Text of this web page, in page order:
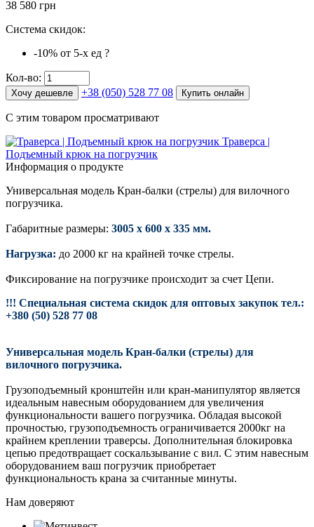
38 580 грн
Система скидок:
-10% от 5-х ед ?
Кол-во:
Хочу дешевле +38 (050) 528 77 08 Купить онлайн
С этим товаром просматривают
Траверса |
Подъемный крюк на погрузчик
Информация о продукте
Универсальная модель Кран-балки (стрелы) для вилочного
погрузчика.
Габаритные размеры: 3005 х 600 х 335 мм.
Нагрузка: до 2000 кг на крайней точке стрелы.
Фиксирование на погрузчике происходит за счет Цепи.
!!! Специальная система скидок для оптовых закупок тел.:
+380 (50) 528 77 08
Универсальная модель Кран-балки (стрелы) для
вилочного погрузчика.
Грузоподъемный кронштейн или кран-манипулятор является
идеальным навесным оборудованием для увеличения
функциональности вашего погрузчика. Обладая высокой
прочностью, грузоподъемность ограничивается 2000кг на
крайнем креплении траверсы. Дополнительная блокировка
цепью предотвращает соскальзывание с вил. С этим навесным
оборудованием ваш погрузчик приобретает
функциональность крана за считанные минуты.
Нам доверяют